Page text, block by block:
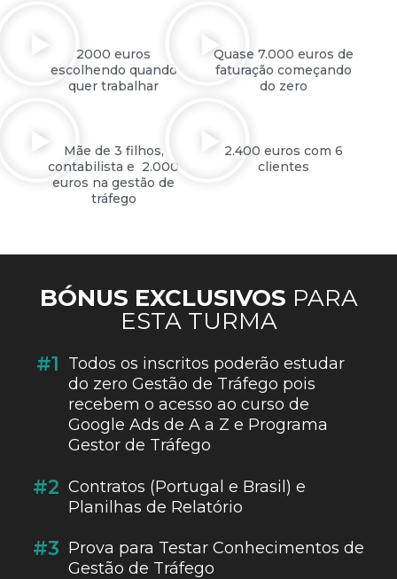
2000 euros
escolhendo quando
quer trabalhar
Quase 7.000 euros de
faturação começando
do zero
Mãe de 3 filhos,
contabilista e 2.000
euros na gestão de
tráfego
2.400 euros com 6
clientes
BÓNUS EXCLUSIVOS PARA
ESTA TURMA
#1 Todos os inscritos poderão estudar
do zero Gestão de Tráfego pois
recebem o acesso ao curso de
Google Ads de A a Z e Programa
Gestor de Tráfego
#2 Contratos (Portugal e Brasil) e
Planilhas de Relatório
#3 Prova para Testar Conhecimentos de
Gestão de Tráfego